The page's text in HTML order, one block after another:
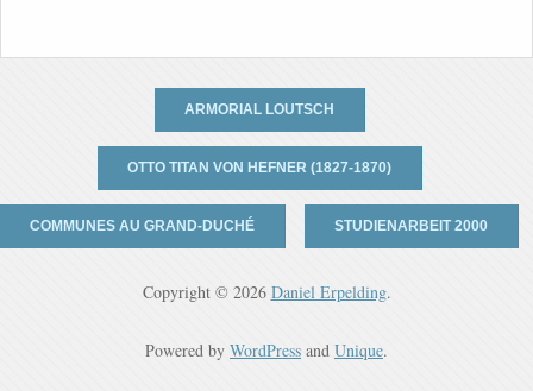
ARMORIAL LOUTSCH
OTTO TITAN VON HEFNER (1827-1870)
COMMUNES AU GRAND-DUCHÉ STUDIENARBEIT 2000
Copyright © 2026 Daniel Erpelding.
Powered by WordPress and Unique.